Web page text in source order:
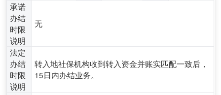
承诺
办结
时限
说明
无
法定
办结
时限
说明
转入地社保机构收到转入资金并账实匹配一致后，
15日内办结业务。